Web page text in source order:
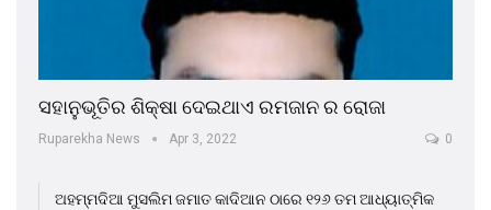
ସହାନୁଭୂତିର ଶିକ୍ଷା ଦେଇଥାଏ ରମଜାନ ର ରୋଜା
Ruparekha News Apr 3, 2022 0
ଅହମ୍ମଦିଆ ମୁସଲିମ ଜମାତ କାଦିଆନ ଠାରେ ୧୨୬ ତମ ଆଧ୍ୟାତ୍ମିକ